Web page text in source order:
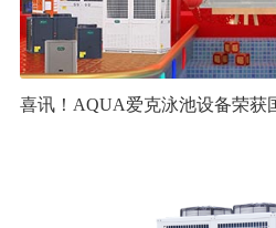
喜讯！AQUA爱克泳池设备荣获